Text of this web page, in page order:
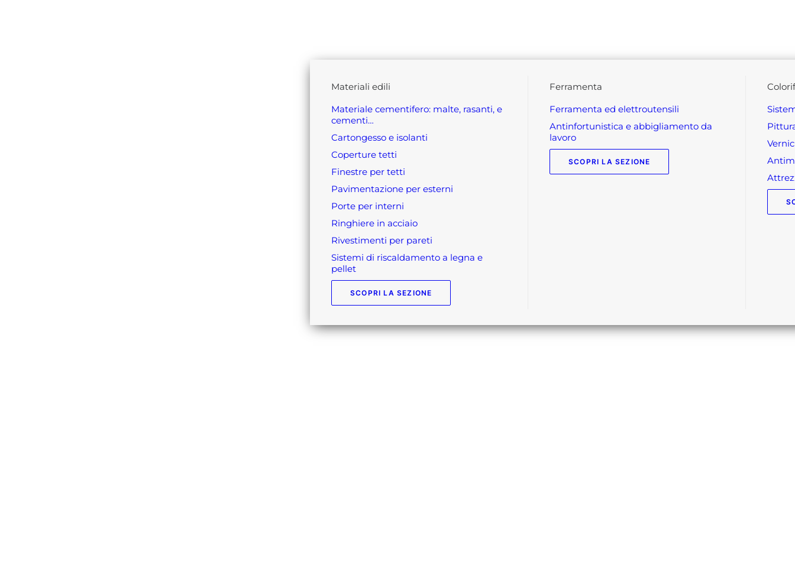
materiali edili
materiale cementifero: malte, rasanti, e
cementi…
cartongesso e isolanti
coperture tetti
finestre per tetti
pavimentazione per esterni
porte per interni
ringhiere in acciaio
rivestimenti per pareti
sistemi di riscaldamento a legna e
pellet
SCOPRI LA SEZIONE
ferramenta
ferramenta ed elettroutensili
antinfortunistica e abbigliamento da
lavoro
SCOPRI LA SEZIONE